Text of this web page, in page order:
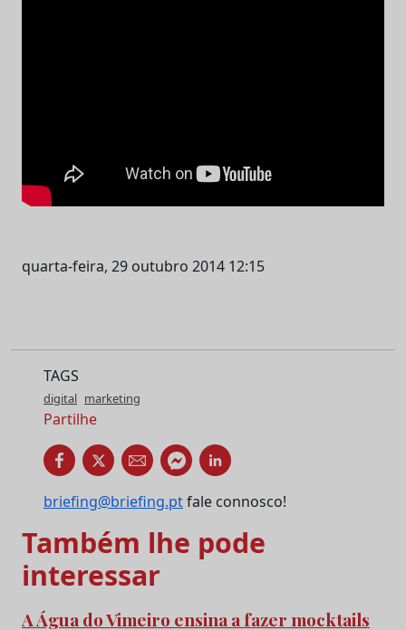
quarta-feira, 29 outubro 2014 12:15
TAGS
digital marketing
Partilhe
briefing@briefing.ptfale connosco!
Também lhe pode
interessar
A Água do Vimeiro ensina a fazer mocktails